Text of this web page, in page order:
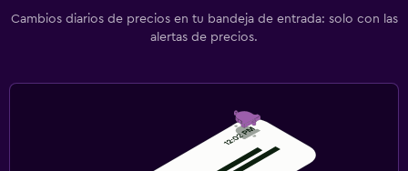
Cambios diarios de precios en tu bandeja de entrada: solo con las
alertas de precios.